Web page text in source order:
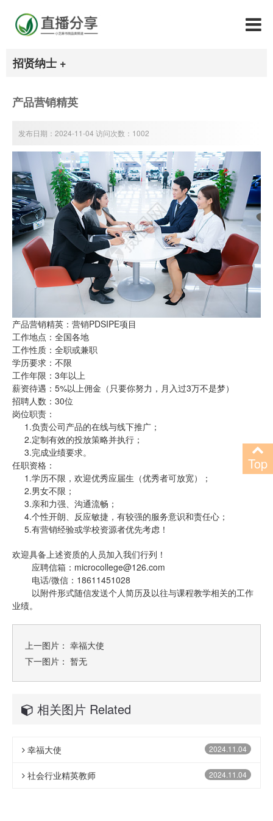
招贤纳士 +
产品营销精英
发布日期：2024-11-04 访问次数：1002
产品营销精英：营销PDSIPE项目
工作地点：全国各地
工作性质：全职或兼职
学历要求：不限
工作年限：3年以上
薪资待遇：5%以上佣金（只要你努力，月入过3万不是梦）
招聘人数：30位
岗位职责：
1.负责公司产品的在线与线下推广；
2.定制有效的投放策略并执行；
3.完成业绩要求。
任职资格：
1.学历不限，欢迎优秀应届生（优秀者可放宽）；
2.男女不限；
3.亲和力强、沟通流畅；
4.个性开朗、反应敏捷，有较强的服务意识和责任心；
5.有营销经验或学校资源者优先考虑！
欢迎具备上述资质的人员加入我们行列！
应聘信箱：microcollege@126.com
电话/微信：18611451028
以附件形式随信发送个人简历及以往与课程教学相关的工作
业绩。
上一图片： 幸福大使
下一图片： 暂无
相关图片 Related
2024.11.04
幸福大使
2024.11.04
社会行业精英教师
Top